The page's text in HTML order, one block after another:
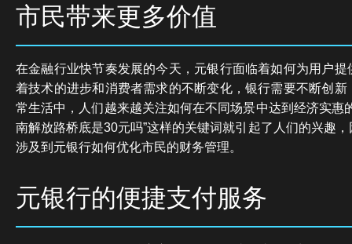
市民带来更多价值
在金融行业快节奏发展的今天，元银行面临着如何为用户
着技术的进步和消费者需求的不断变化，银行需要不断创
常生活中，人们越来越关注如何在不同场景中达到经济实惠
南解放路桥底是30元吗”这样的关键词就引起了人们的兴趣
涉及到元银行如何优化市民的财务管理。
元银行的便捷支付服务